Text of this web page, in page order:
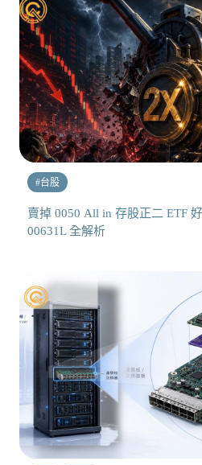
#台股
賣掉 0050 All in 存股正二 ETF
00631L 全解析